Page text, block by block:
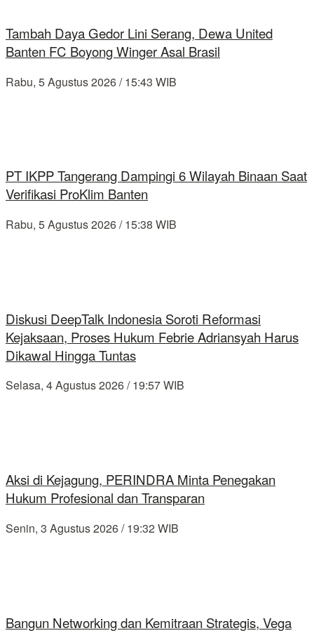
Tambah Daya Gedor Lini Serang, Dewa United
Banten FC Boyong Winger Asal Brasil
Rabu, 5 Agustus 2026 / 15:43 WIB
PT IKPP Tangerang Dampingi 6 Wilayah Binaan Saat
Verifikasi ProKlim Banten
Rabu, 5 Agustus 2026 / 15:38 WIB
Diskusi DeepTalk Indonesia Soroti Reformasi
Kejaksaan, Proses Hukum Febrie Adriansyah Harus
Dikawal Hingga Tuntas
Selasa, 4 Agustus 2026 / 19:57 WIB
Aksi di Kejagung, PERINDRA Minta Penegakan
Hukum Profesional dan Transparan
Senin, 3 Agustus 2026 / 19:32 WIB
Bangun Networking dan Kemitraan Strategis, Vega